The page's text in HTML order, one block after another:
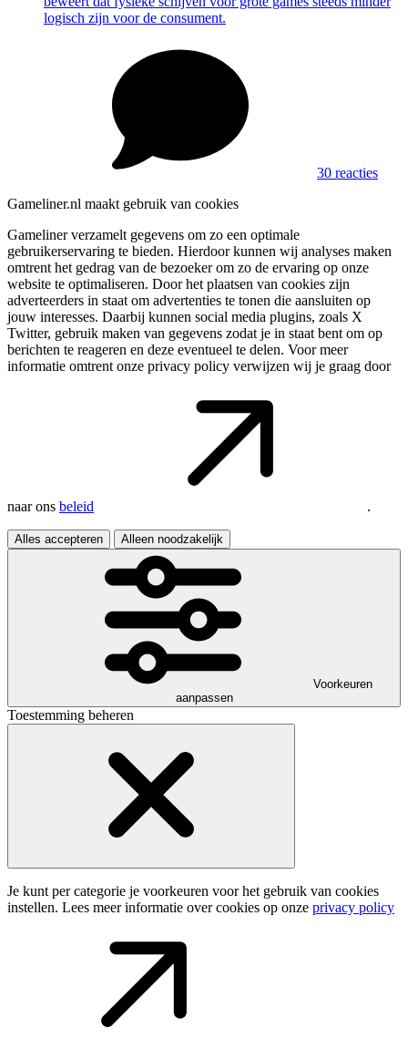
logisch zijn voor de consument.
30 reacties
Gameliner.nl maakt gebruik van cookies
Gameliner verzamelt gegevens om zo een optimale
gebruikerservaring te bieden. Hierdoor kunnen wij analyses maken
omtrent het gedrag van de bezoeker om zo de ervaring op onze
website te optimaliseren. Door het plaatsen van cookies zijn
adverteerders in staat om advertenties te tonen die aansluiten op
jouw interesses. Daarbij kunnen social media plugins, zoals X
Twitter, gebruik maken van gegevens zodat je in staat bent om op
berichten te reageren en deze eventueel te delen. Voor meer
informatie omtrent onze privacy policy verwijzen wij je graag door
naar ons beleid .
Alles accepteren Alleen noodzakelijk
Voorkeuren
aanpassen
Toestemming beheren
Je kunt per categorie je voorkeuren voor het gebruik van cookies
instellen. Lees meer informatie over cookies op onze privacy policy